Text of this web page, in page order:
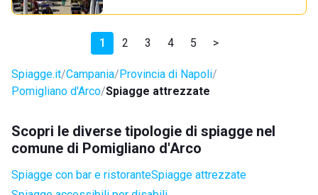
1 2 3 4 5 >
Spiagge.it Campania Provincia di Napoli
Pomigliano d'Arco Spiagge attrezzate
Scopri le diverse tipologie di spiagge nel
comune di Pomigliano d'Arco
Spiagge con bar e ristoranteSpiagge attrezzate